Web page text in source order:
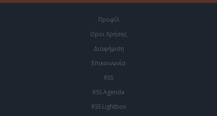
Προφίλ
Οροι Χρήσης
Διαφήμιση
Επικοινωνία
RSS
RSS Agenda
RSS Lightbox